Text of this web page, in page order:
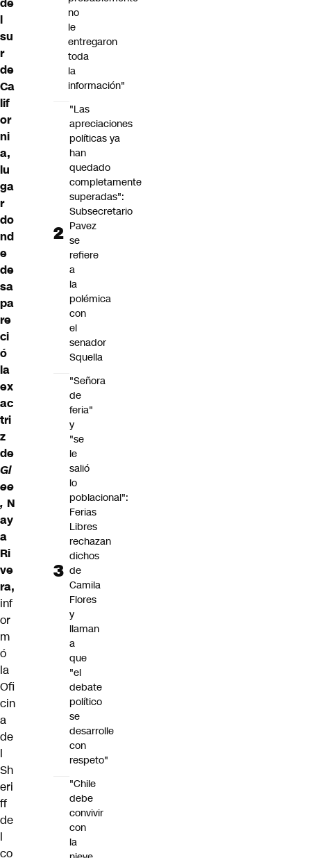
l
su
r
de
Ca
lif
or
ni
a,
lu
ga
r
do
nd
e
de
sa
pa
re
ci
ó
la
ex
ac
tri
z
de
Gl
ee
, N
ay
a
Ri
ve
ra,
inf
or
m
ó
la
Ofi
cin
a
de
l
Sh
eri
ff
de
l
co
no
le
entregaron
toda
la
información"
"Las
apreciaciones
políticas ya
han
quedado
completamente
superadas":
Subsecretario
Pavez
se
refiere
a
la
polémica
con
el
senador
Squella
"Señora
de
feria"
y
"se
le
salió
lo
poblacional":
Ferias
Libres
rechazan
dichos
de
Camila
Flores
y
llaman
a
que
"el
debate
político
se
desarrolle
con
respeto"
"Chile
debe
convivir
con
la